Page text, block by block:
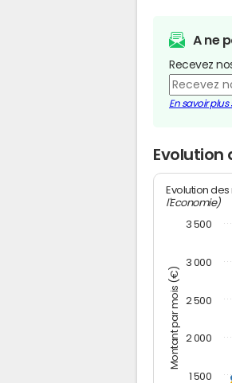
A ne
Recevez
En savoir
Evolution
Montant par mois (€)
Evolution
l'Economie)
1 500
2 000
2 500
3 000
3 500